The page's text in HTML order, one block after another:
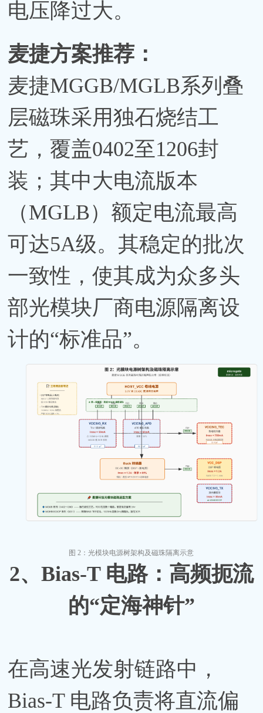
电压降过大。
麦捷方案推荐：
麦捷MGGB/MGLB系列叠
层磁珠采用独石烧结工
艺，覆盖0402至1206封
装；其中大电流版本
（MGLB）额定电流最高
可达5A级。其稳定的批次
一致性，使其成为众多头
部光模块厂商电源隔离设
计的“标准品”。
图 2：光模块电源树架构及磁珠隔离示意
2、 Bias-T 电路：高频扼流
的“定海神针”
在高速光发射链路中，
Bias-T 电路负责将直流偏